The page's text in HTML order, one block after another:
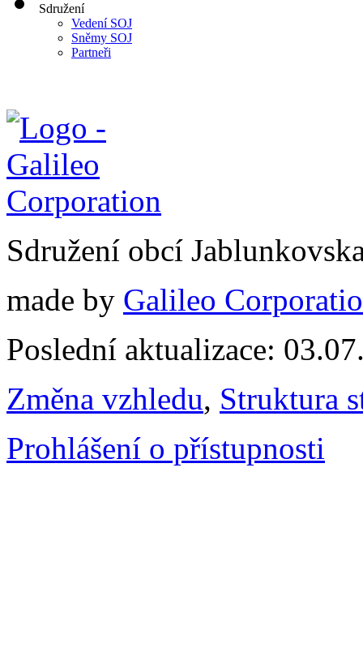
Sdružení
Vedení SOJ
Sněmy SOJ
Partneři
Sdružení obcí
made by Galileo
Poslední aktualizace:
Změna vzhledu, Struktura
Prohlášení o přístupnosti